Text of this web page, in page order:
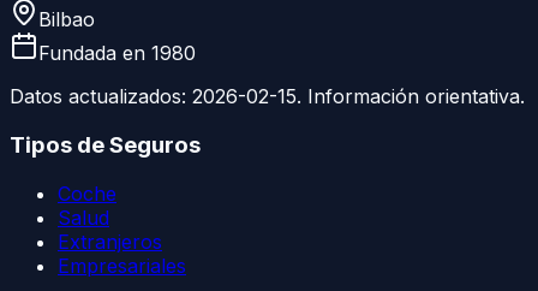
Bilbao
Fundada en 1980
Datos actualizados: 2026-02-15. Información orientativa.
Tipos de Seguros
Coche
Salud
Extranjeros
Empresariales